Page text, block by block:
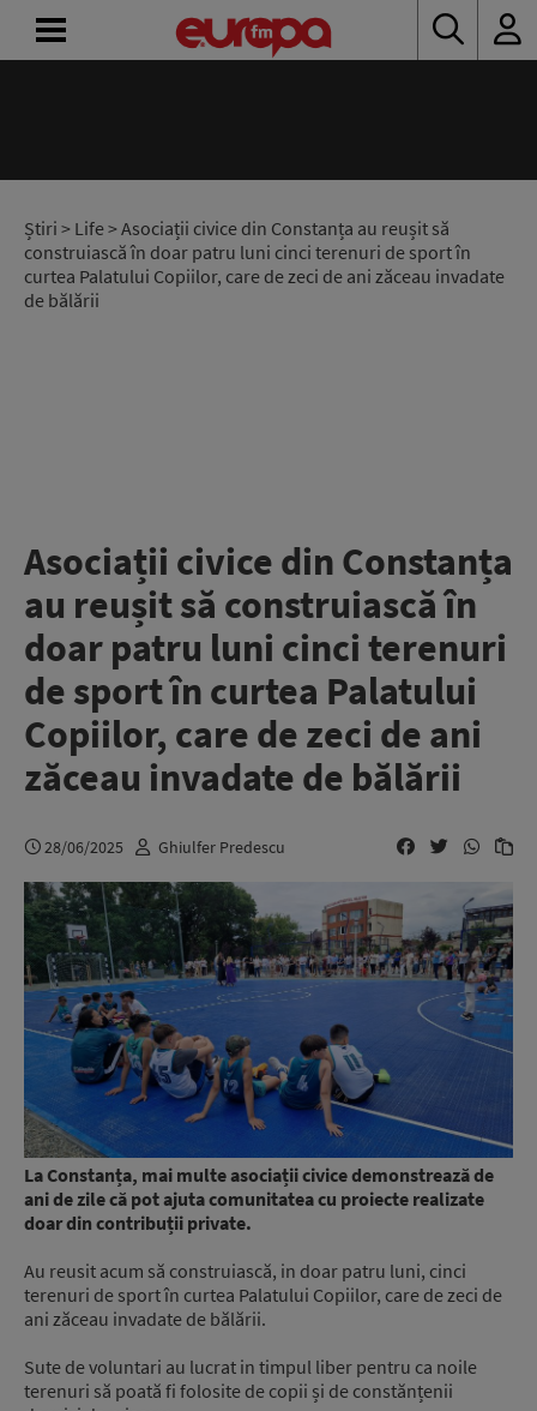
Știri > Life> Asociații civice din Constanța au reușit să
construiască în doar patru luni cinci terenuri de sport în
curtea Palatului Copiilor, care de zeci de ani zăceau invadate
de bălării
Asociații civice din Constanța
au reușit să construiască în
doar patru luni cinci terenuri
de sport în curtea Palatului
Copiilor, care de zeci de ani
zăceau invadate de bălării
28/06/2025 Ghiulfer Predescu
La Constanța, mai multe asociații civice demonstrează de
ani de zile că pot ajuta comunitatea cu proiecte realizate
doar din contribuții private.
Au reusit acum să construiască, in doar patru luni, cinci
terenuri de sport în curtea Palatului Copiilor, care de zeci de
ani zăceau invadate de bălării.
Sute de voluntari au lucrat in timpul liber pentru ca noile
terenuri să poată fi folosite de copii și de constănțenii
RADIO
CONCURSURI